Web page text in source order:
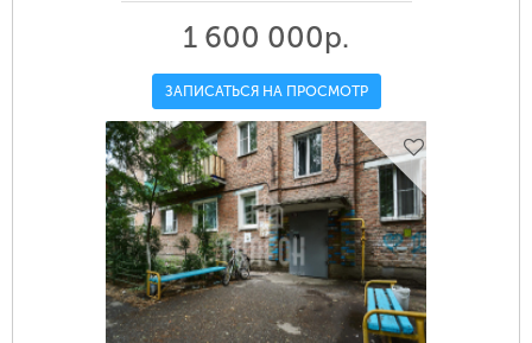
1 600 000р.
ЗАПИСАТЬСЯ НА ПРОСМОТР